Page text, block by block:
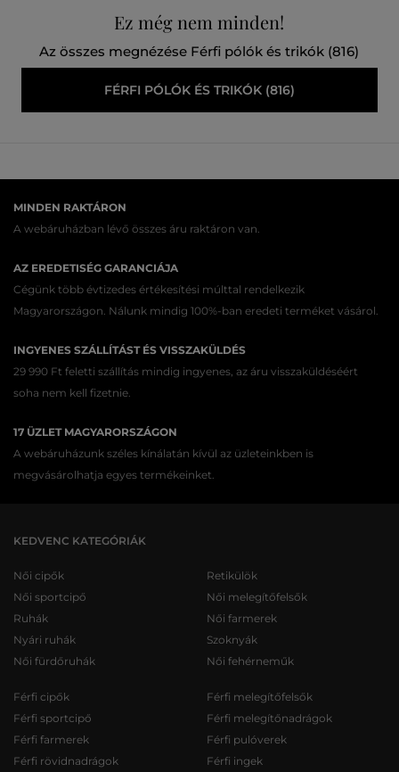
Ez még nem minden!
Az összes megnézése Férfi pólók és trikók (816)
FÉRFI PÓLÓK ÉS TRIKÓK (816)
MINDEN RAKTÁRON
A webáruházban lévő összes áru raktáron van.
AZ EREDETISÉG GARANCIÁJA
Cégünk több évtizedes értékesítési múlttal rendelkezik
Magyarországon. Nálunk mindig 100%-ban eredeti terméket vásárol.
INGYENES SZÁLLÍTÁST ÉS VISSZAKÜLDÉS
29 990 Ft feletti szállítás mindig ingyenes, az áru visszaküldéséért
soha nem kell fizetnie.
17 ÜZLET MAGYARORSZÁGON
A webáruházunk széles kínálatán kívül az üzleteinkben is
megvásárolhatja egyes termékeinket.
KEDVENC KATEGÓRIÁK
Női cipők
Női sportcipő
Ruhák
Nyári ruhák
Női fürdőruhák
Retikülök
Női melegítőfelsők
Női farmerek
Szoknyák
Női fehérneműk
Férfi cipők
Férfi sportcipő
Férfi farmerek
Férfi rövidnadrágok
Férfi melegítőfelsők
Férfi melegítőnadrágok
Férfi pulóverek
Férfi ingek